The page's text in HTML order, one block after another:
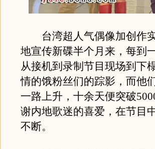
台湾超人气偶像加创作实
地宣传新碟半个月来，每到
从接机到录制节目现场到下
情的饿粉丝们的踪影，而他
一路上升，十余天便突破
谢内地歌迷的喜爱，在节目
不断。